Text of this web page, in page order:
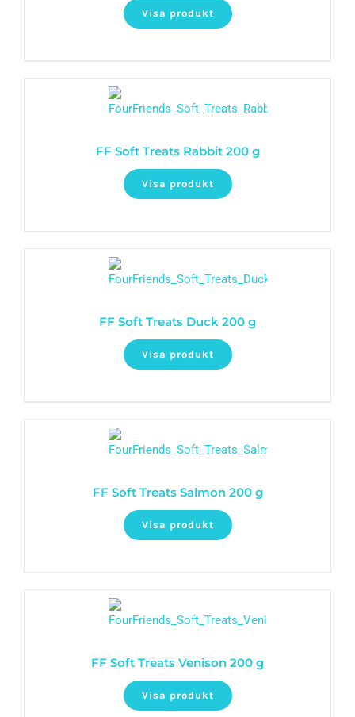
Visa produkt
FF Soft Treats Rabbit 200 g
Visa produkt
FF Soft Treats Duck 200 g
Visa produkt
FF Soft Treats Salmon 200 g
Visa produkt
FF Soft Treats Venison 200 g
Visa produkt